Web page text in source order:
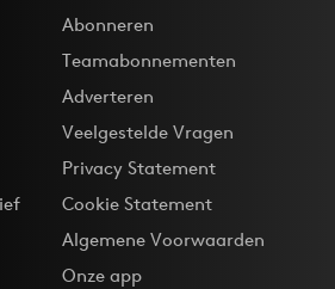
Abonneren
Teamabonnementen
Adverteren
Veelgestelde Vragen
Privacy Statement
Cookie Statement
Algemene Voorwaarden
Onze app